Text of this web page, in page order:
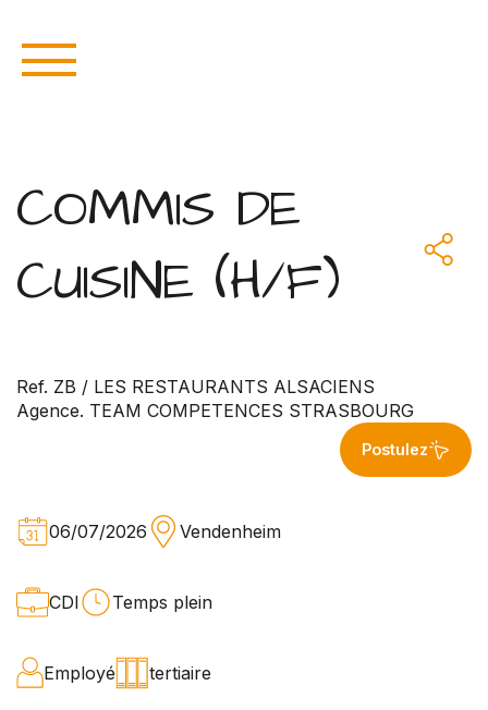
COMMIS DE
CUISINE (H/F)
Ref. ZB / LES RESTAURANTS ALSACIENS
Agence. TEAM COMPETENCES STRASBOURG
Postulez
06/07/2026 Vendenheim
CDI Temps plein
Employé tertiaire